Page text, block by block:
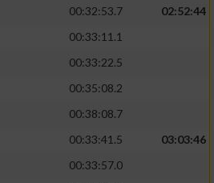
00:32:53.7
02:52:44
00:33:11.1
00:33:22.5
00:35:08.2
00:38:08.7
00:33:41.5
03:03:46
00:33:57.0